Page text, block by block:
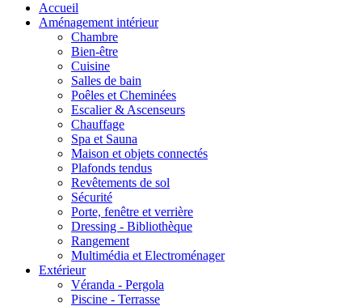
Accueil
Aménagement intérieur
Chambre
Bien-être
Cuisine
Salles de bain
Poêles et Cheminées
Escalier & Ascenseurs
Chauffage
Spa et Sauna
Maison et objets connectés
Plafonds tendus
Revêtements de sol
Sécurité
Porte, fenêtre et verrière
Dressing - Bibliothèque
Rangement
Multimédia et Electroménager
Extérieur
Véranda - Pergola
Piscine - Terrasse